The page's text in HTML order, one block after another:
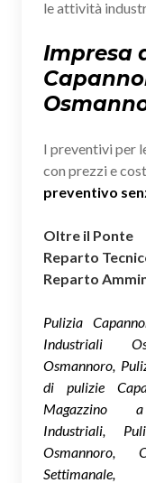
le attività
Impresa
I preventivi per
con prezzi e
preventivo
Oltre il Ponte
Reparto
Reparto
Pulizia
Industriali
Osmannoro,
di pulizie
Magazzino a
Industriali,
Osmannoro,